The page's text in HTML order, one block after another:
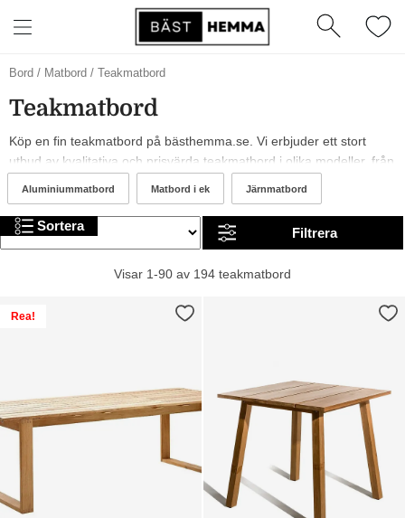
Bord / Matbord / Teakmatbord
Teakmatbord
Köp en fin teakmatbord på bästhemma.se. Vi erbjuder ett stort
utbud av kvalitativa och prisvärda teakmatbord i olika modeller, från
trendigt med svarta, vita och gråa teakmatbord. I sortimentet kan
du hitta allt från billiga till mer exklusiva alternativ. Trevlig shopping!
Aluminiummatbord Matbord i ek Järnmatbord
Sortera Filtrera
Visar 1-90 av 194 teakmatbord
Rea!